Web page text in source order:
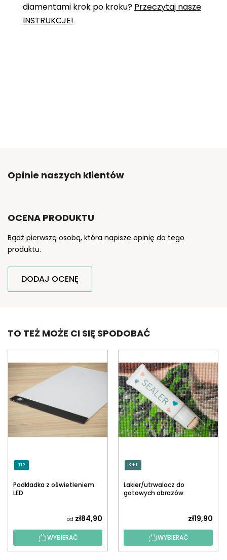
diamentami krok po kroku? Przeczytaj nasze
INSTRUKCJE!
Opinie naszych klientów
OCENA PRODUKTU
Bądź pierwszą osobą, która napisze opinię do tego
produktu.
DODAJ OCENĘ
TO TEŻ MOŻE CI SIĘ SPODOBAĆ
TIP
Podkładka z oświetleniem
LED
od zł84,90
WYBIERAĆ
3 + 1
Lakier/utrwalacz do
gotowych obrazów
zł19,90
WYBIERAĆ